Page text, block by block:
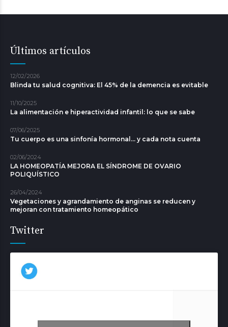
Últimos artículos
12/02/2026
Blinda tu salud cognitiva: El 45% de la demencia es evitable
11/10/2025
La alimentación e hiperactividad infantil: lo que se sabe
07/06/2025
Tu cuerpo es una sinfonía hormonal... y cada nota cuenta
02/06/2024
LA HOMEOPATÍA MEJORA EL SÍNDROME DE OVARIO
POLIQUÍSTICO
26/04/2024
Vegetaciones y agrandamiento de anginas se reducen y
mejoran con tratamiento homeopático
Twitter